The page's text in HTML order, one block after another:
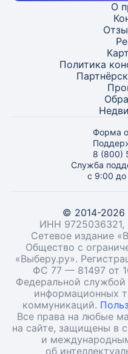
О
Политика
Форма
8 (800)
Служба
с 9:00
© 2014-
ИНН 9725036321,
Сетевое издание
Общество с
«Выберу.ру».
ФС 77 — 81497 от
Федеральной службой
информационных
коммуникаций.
Все права на любые
на сайте, защищены в
и
об